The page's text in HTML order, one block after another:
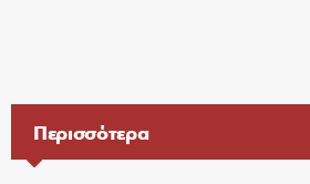
Περισσότερα